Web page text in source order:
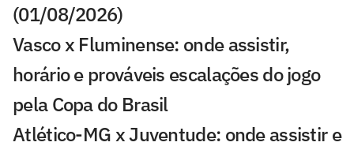
(01/08/2026)
Vasco x Fluminense: onde assistir,
horário e prováveis escalações do jogo
pela Copa do Brasil
Atlético-MG x Juventude: onde assistir e